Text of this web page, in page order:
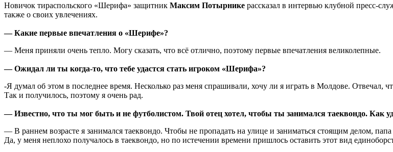
Новичок тираспольского «Шерифа» защитник Максим Потырнике рассказал в интервью клубной пресс-
также о своих увлечениях.
— Какие первые впечатления о «Шерифе»?
— Меня приняли очень тепло. Могу сказать, что всё отлично, поэтому первые впечатления великолепные.
— Ожидал ли ты когда-то, что тебе удастся стать игроком «Шерифа»?
-Я думал об этом в последнее время. Несколько раз меня спрашивали, хочу ли я играть в Молдове.
Так и получилось, поэтому я очень рад.
— Известно, что ты мог быть и не футболистом. Твой отец хотел, чтобы ты занимался таеквондо. Как
— В раннем возрасте я занимался таеквондо. Чтобы не пропадать на улице и заниматься стоящим делом,
Да, у меня неплохо получалось в таеквондо, но по истечении времени пришлось оставить этот вид